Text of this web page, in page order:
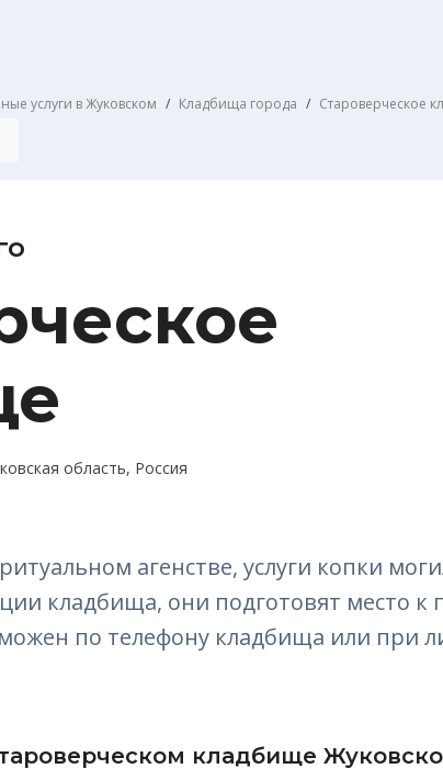
услуги в Жуковском Кладбища города Староверческое
область, Россия
агенстве, услуги копки
кладбища, они подготовят место к
по телефону кладбища или при
кладбище